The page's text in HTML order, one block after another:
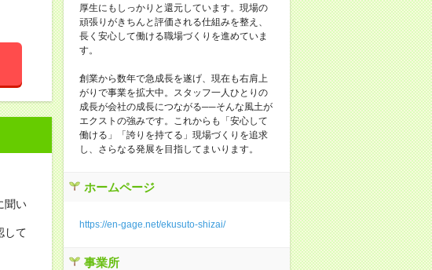
聞い
して
厚生にもしっかりと還元しています。現場の
頑張りがきちんと評価される仕組みを整え、
長く安心して働ける職場づくりを進めていま
す。
創業から数年で急成長を遂げ、現在も右肩上
がりで事業を拡大中。スタッフ一人ひとりの
成長が会社の成長につながる──そんな風土が
エクストの強みです。これからも「安心して
働ける」「誇りを持てる」現場づくりを追求
し、さらなる発展を目指してまいります。
ホームページ
https://en-gage.net/ekusuto-shizai/
事業所